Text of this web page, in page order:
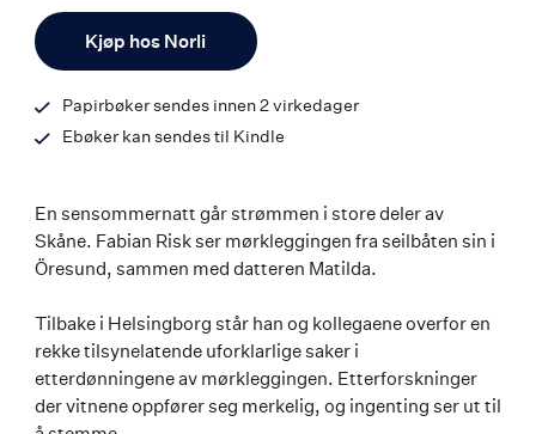
Kjøp hos Norli
9788203455063
Papirbøker sendes innen 2 virkedager
Ebøker kan sendes til Kindle
En sensommernatt går strømmen i store deler av
Skåne. Fabian Risk ser mørkleggingen fra seilbåten sin i
Öresund, sammen med datteren Matilda.
Tilbake i Helsingborg står han og kollegaene overfor en
rekke tilsynelatende uforklarlige saker i
etterdønningene av mørkleggingen. Etterforskninger
der vitnene oppfører seg merkelig, og ingenting ser ut til